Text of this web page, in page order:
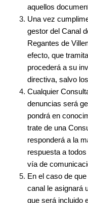
aquellos
Una vez
gestor del Canal
Regantes de
efecto, que
procederá a su
directiva, salvo
Cualquier
denuncias será
pondrá en
trate de una
responderá a la
respuesta a
vía de
En el caso de
canal le asignará
que será incluido